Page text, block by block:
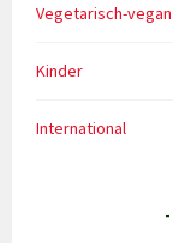
Vegetarisch-vegan
Kinder
International